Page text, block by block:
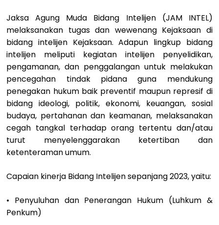
Jaksa Agung Muda Bidang Intelijen (JAM INTEL)
melaksanakan tugas dan wewenang Kejaksaan di
bidang intelijen Kejaksaan. Adapun lingkup bidang
intelijen meliputi kegiatan intelijen penyelidikan,
pengamanan, dan penggalangan untuk melakukan
pencegahan tindak pidana guna mendukung
penegakan hukum baik preventif maupun represif di
bidang ideologi, politik, ekonomi, keuangan, sosial
budaya, pertahanan dan keamanan, melaksanakan
cegah tangkal terhadap orang tertentu dan/atau
turut menyelenggarakan ketertiban dan
ketenteraman umum.
Capaian kinerja Bidang Intelijen sepanjang 2023, yaitu:
• Penyuluhan dan Penerangan Hukum (Luhkum &
Penkum)